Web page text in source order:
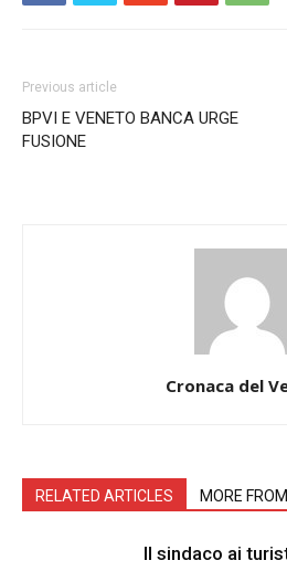
Previous article
BPVI E VENETO BANCA URGE
FUSIONE
Cronaca del
RELATED ARTICLES MORE
Il sindaco ai